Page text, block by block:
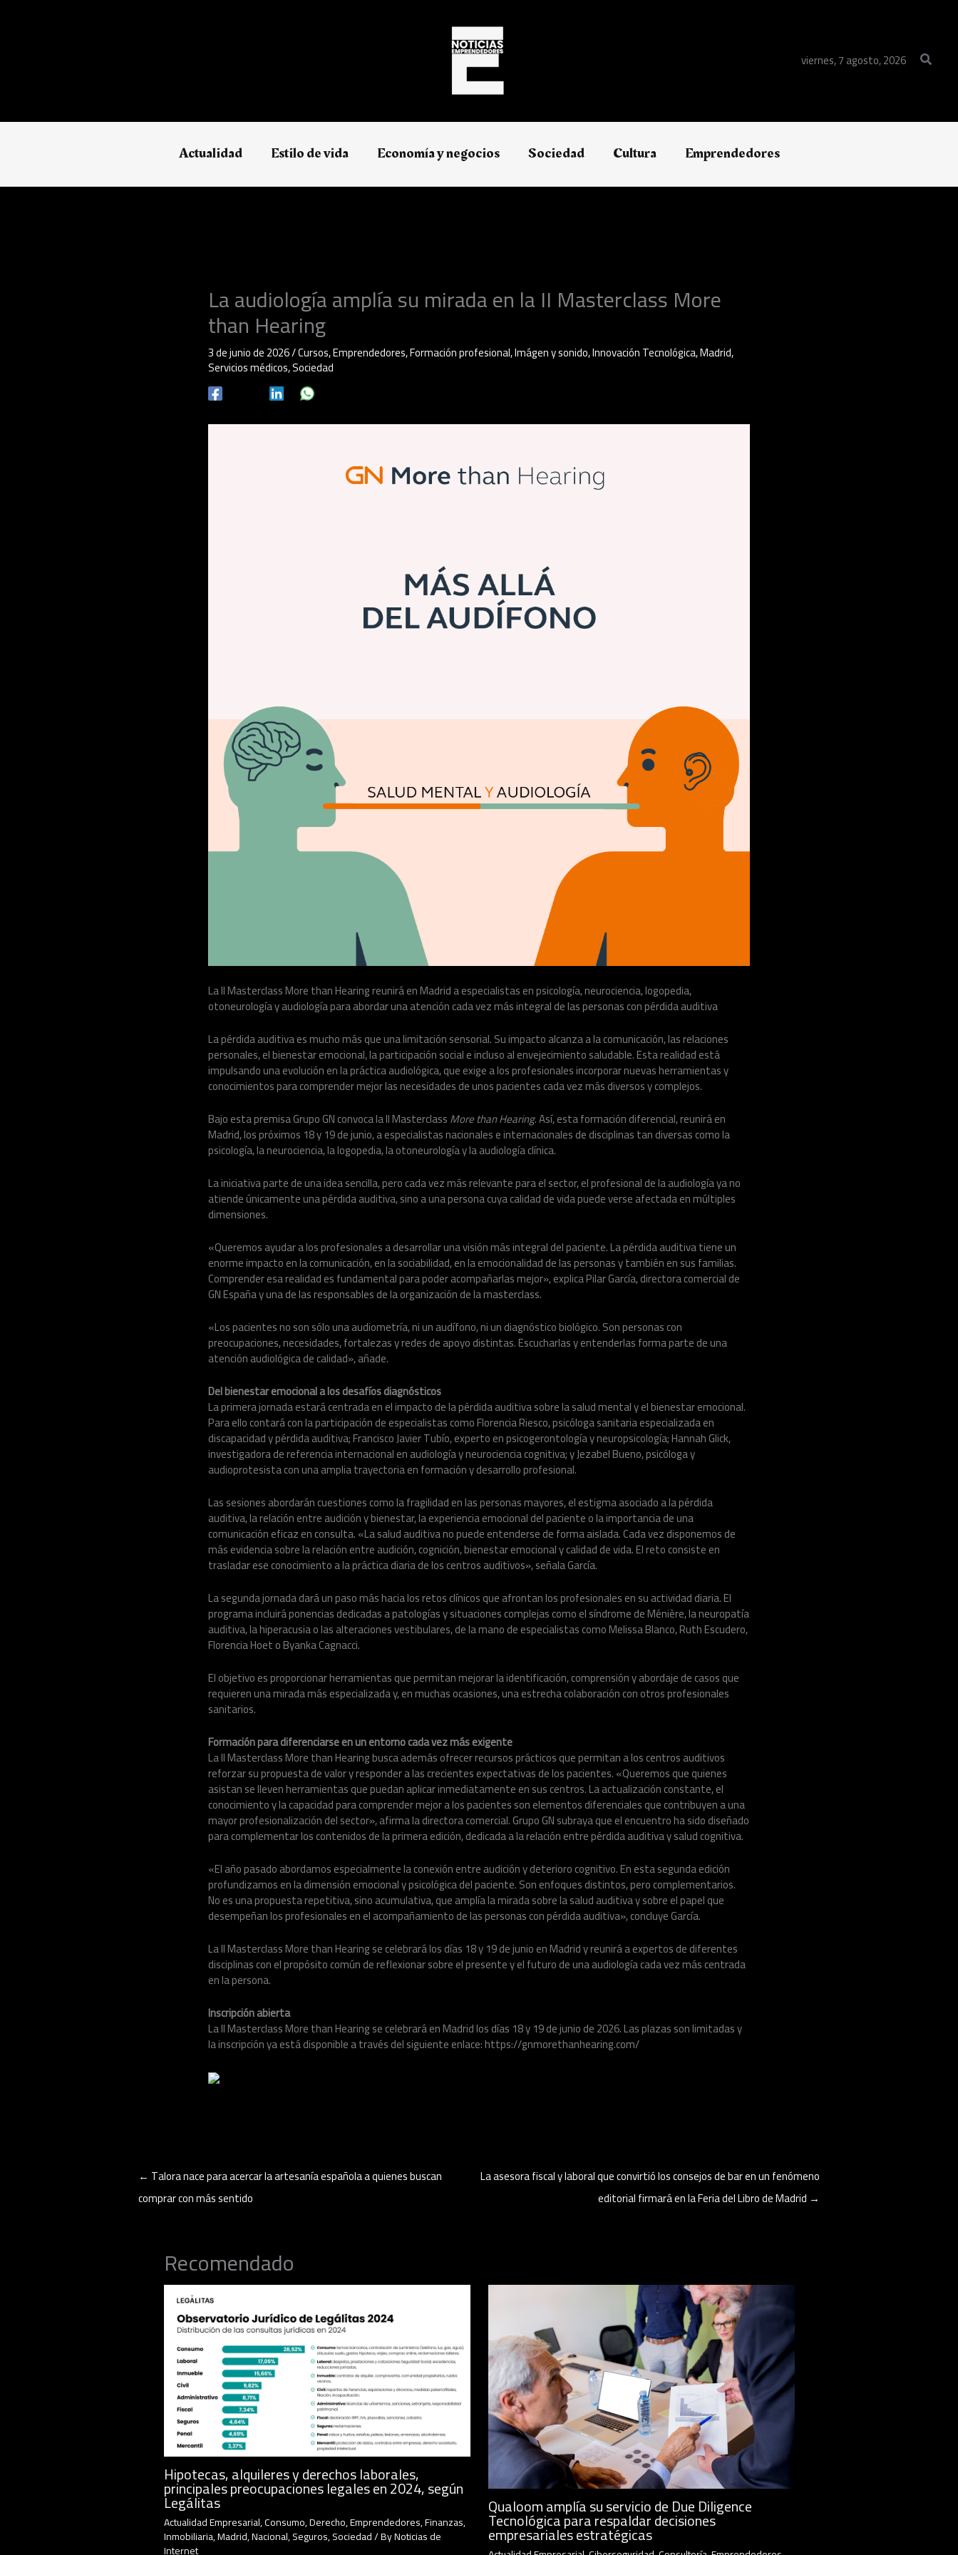
viernes, 7 agosto, 2026
Buscar
Actualidad Estilo de vida Economía y negocios​ Sociedad Cultura Emprendedores
La audiología amplía su mirada en la II Masterclass More
than Hearing
3 de junio de 2026/Cursos,Emprendedores,Formación profesional,Imágen y sonido,Innovación Tecnológica,Madrid,
Servicios médicos,Sociedad
La II Masterclass More than Hearing reunirá en Madrid a especialistas en psicología, neurociencia, logopedia,
otoneurología y audiología para abordar una atención cada vez más integral de las personas con pérdida auditiva
La pérdida auditiva es mucho más que una limitación sensorial. Su impacto alcanza a la comunicación, las relaciones
personales, el bienestar emocional, la participación social e incluso al envejecimiento saludable. Esta realidad está
impulsando una evolución en la práctica audiológica, que exige a los profesionales incorporar nuevas herramientas y
conocimientos para comprender mejor las necesidades de unos pacientes cada vez más diversos y complejos.
Bajo esta premisa Grupo GN convoca la II MasterclassMore than Hearing. Así, esta formación diferencial, reunirá en
Madrid, los próximos 18 y 19 de junio, a especialistas nacionales e internacionales de disciplinas tan diversas como la
psicología, la neurociencia, la logopedia, la otoneurología y la audiología clínica.
La iniciativa parte de una idea sencilla, pero cada vez más relevante para el sector, el profesional de la audiología ya no
atiende únicamente una pérdida auditiva, sino a una persona cuya calidad de vida puede verse afectada en múltiples
dimensiones.
«Queremos ayudar a los profesionales a desarrollar una visión más integral del paciente. La pérdida auditiva tiene un
enorme impacto en la comunicación, en la sociabilidad, en la emocionalidad de las personas y también en sus familias.
Comprender esa realidad es fundamental para poder acompañarlas mejor», explica Pilar García, directora comercial de
GN España y una de las responsables de la organización de la masterclass.
«Los pacientes no son sólo una audiometría, ni un audífono, ni un diagnóstico biológico. Son personas con
preocupaciones, necesidades, fortalezas y redes de apoyo distintas. Escucharlas y entenderlas forma parte de una
atención audiológica de calidad», añade.
Del bienestar emocional a los desafíos diagnósticos
La primera jornada estará centrada en el impacto de la pérdida auditiva sobre la salud mental y el bienestar emocional.
Para ello contará con la participación de especialistas como Florencia Riesco, psicóloga sanitaria especializada en
discapacidad y pérdida auditiva; Francisco Javier Tubío, experto en psicogerontología y neuropsicología; Hannah Glick,
investigadora de referencia internacional en audiología y neurociencia cognitiva; y Jezabel Bueno, psicóloga y
audioprotesista con una amplia trayectoria en formación y desarrollo profesional.
Las sesiones abordarán cuestiones como la fragilidad en las personas mayores, el estigma asociado a la pérdida
auditiva, la relación entre audición y bienestar, la experiencia emocional del paciente o la importancia de una
comunicación eficaz en consulta. «La salud auditiva no puede entenderse de forma aislada. Cada vez disponemos de
más evidencia sobre la relación entre audición, cognición, bienestar emocional y calidad de vida. El reto consiste en
trasladar ese conocimiento a la práctica diaria de los centros auditivos», señala García.
La segunda jornada dará un paso más hacia los retos clínicos que afrontan los profesionales en su actividad diaria. El
programa incluirá ponencias dedicadas a patologías y situaciones complejas como el síndrome de Ménière, la neuropatía
auditiva, la hiperacusia o las alteraciones vestibulares, de la mano de especialistas como Melissa Blanco, Ruth Escudero,
Florencia Hoet o Byanka Cagnacci.
El objetivo es proporcionar herramientas que permitan mejorar la identificación, comprensión y abordaje de casos que
requieren una mirada más especializada y, en muchas ocasiones, una estrecha colaboración con otros profesionales
sanitarios.
Formación para diferenciarse en un entorno cada vez más exigente
La II Masterclass More than Hearing busca además ofrecer recursos prácticos que permitan a los centros auditivos
reforzar su propuesta de valor y responder a las crecientes expectativas de los pacientes. «Queremos que quienes
asistan se lleven herramientas que puedan aplicar inmediatamente en sus centros. La actualización constante, el
conocimiento y la capacidad para comprender mejor a los pacientes son elementos diferenciales que contribuyen a una
mayor profesionalización del sector», afirma la directora comercial. Grupo GN subraya que el encuentro ha sido diseñado
para complementar los contenidos de la primera edición, dedicada a la relación entre pérdida auditiva y salud cognitiva.
«El año pasado abordamos especialmente la conexión entre audición y deterioro cognitivo. En esta segunda edición
profundizamos en la dimensión emocional y psicológica del paciente. Son enfoques distintos, pero complementarios.
No es una propuesta repetitiva, sino acumulativa, que amplía la mirada sobre la salud auditiva y sobre el papel que
desempeñan los profesionales en el acompañamiento de las personas con pérdida auditiva», concluye García.
La II Masterclass More than Hearing se celebrará los días 18 y 19 de junio en Madrid y reunirá a expertos de diferentes
disciplinas con el propósito común de reflexionar sobre el presente y el futuro de una audiología cada vez más centrada
en la persona.
Inscripción abierta
La II Masterclass More than Hearing se celebrará en Madrid los días 18 y 19 de junio de 2026. Las plazas son limitadas y
la inscripción ya está disponible a través del siguiente enlace: https://gnmorethanhearing.com/
← Talora nace para acercar la artesanía española a quienes buscan
comprar con más sentido
La asesora fiscal y laboral que convirtió los consejos de bar en un fenómeno
editorial firmará en la Feria del Libro de Madrid →
Recomendado
Hipotecas, alquileres y derechos laborales,
principales preocupaciones legales en 2024, según
Legálitas
Actualidad Empresarial,Consumo,Derecho,Emprendedores,Finanzas,
Inmobiliaria,Madrid,Nacional,Seguros,Sociedad/ ByNoticias de
Internet
Qualoom amplía su servicio de Due Diligence
Tecnológica para respaldar decisiones
empresariales estratégicas